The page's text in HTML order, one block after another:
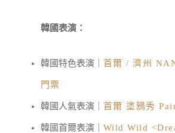
韓國表演：
韓國特色表演｜ 首爾 / 濟州
門票
韓國人氣表演｜ 首爾 塗鴉秀
韓國首爾表演｜ Wild Wild